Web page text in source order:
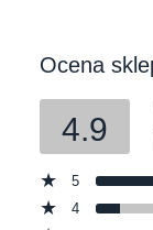
Ocena
4.9
5
4